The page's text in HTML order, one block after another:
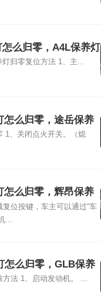
么归零，A4L保养灯
归零复位方法 1、主...
怎么归零，途岳保养
1、关闭点火开关。（熄
怎么归零，辉昂保养
位按键，车主可以通过“车
...
怎么归零，GLB保养
方法 1、启动发动机。 ...